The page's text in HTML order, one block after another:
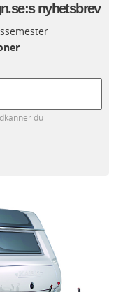
nyhetsbrev
du